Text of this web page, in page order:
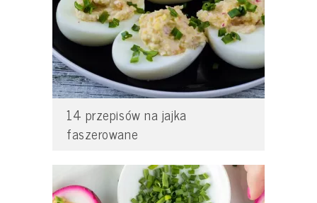
14 przepisów na jajka
faszerowane